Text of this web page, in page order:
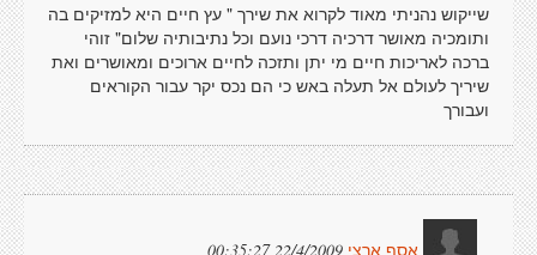
שייקוש נהניתי מאוד לקרוא את שירך " עץ חיים היא למזיקים בה
ותומכיה מאושר דרכיה דרכי נועם וכל נתיבותיה שלום" זוהי
ברכה לאריכות חיים מי יתן ותזכה לחיים ארוכים ומאושרים ואת
שיריך לעולם אל תעלה באש כי הם נכס יקר עבור הקוראים
ועבורך
אסף ארצי 22/4/2009 00:35:27